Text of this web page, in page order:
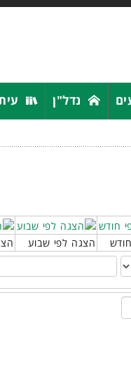
נדל"ן
הצגה לפי שבוע